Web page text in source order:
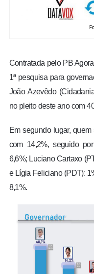
COLUNISTAS
Contratada pelo PB
1ª pesquisa para
João Azevêdo
no pleito deste ano com
Em segundo lugar,
com 14,2%, seguido
6,6%; Luciano Cartaxo
e Lígia Feliciano (PDT):
8,1%.